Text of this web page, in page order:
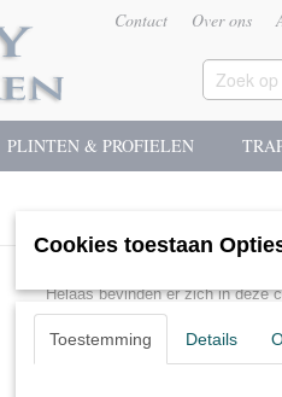
Contact Over ons
PLINTEN & PROFIELEN
Helaas bevinden er zich in deze
Probeert u het later nog eens!
Cookies toestaan
Toestemming Details